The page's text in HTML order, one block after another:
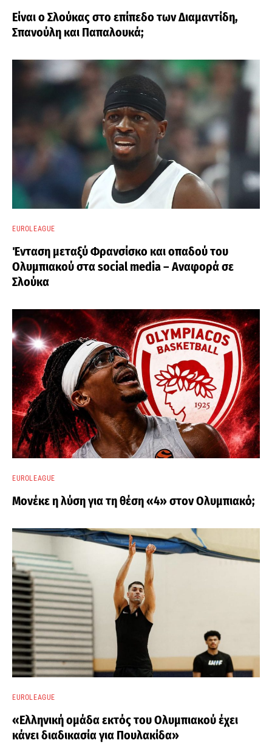
Είναι ο Σλούκας στο επίπεδο των Διαμαντίδη,
Σπανούλη και Παπαλουκά;
EUROLEAGUE
Ένταση μεταξύ Φρανσίσκο και οπαδού του
Ολυμπιακού στα social media – Αναφορά σε
Σλούκα
EUROLEAGUE
Μονέκε η λύση για τη θέση «4» στον Ολυμπιακό;
EUROLEAGUE
«Ελληνική ομάδα εκτός του Ολυμπιακού έχει
κάνει διαδικασία για Πουλακίδα»